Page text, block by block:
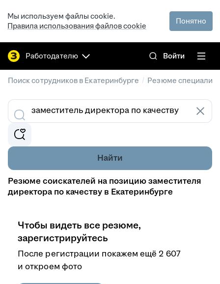
Мы используем файлы cookie.
Правила использования файлов cookie
Понятно
Работодателю Войти
Поиск сотрудников в Екатеринбурге / Резюме
Найти
Резюме соискателей на позицию заместителя
директора по качеству в Екатеринбурге
Чтобы видеть все резюме,
зарегистрируйтесь
После регистрации покажем ещё 2 607
и откроем фото